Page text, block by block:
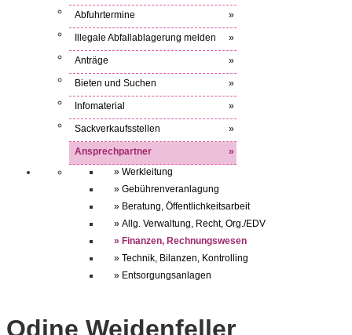
Abfuhrtermine »
Illegale Abfallablagerung melden »
Anträge »
Bieten und Suchen »
Infomaterial »
Sackverkaufsstellen »
Ansprechpartner
»
» Werkleitung
» Gebührenveranlagung
» Beratung, Öffentlichkeitsarbeit
» Allg. Verwaltung, Recht, Org./EDV
» Finanzen, Rechnungswesen
» Technik, Bilanzen, Kontrolling
» Entsorgungsanlagen
Odine Weidenfeller